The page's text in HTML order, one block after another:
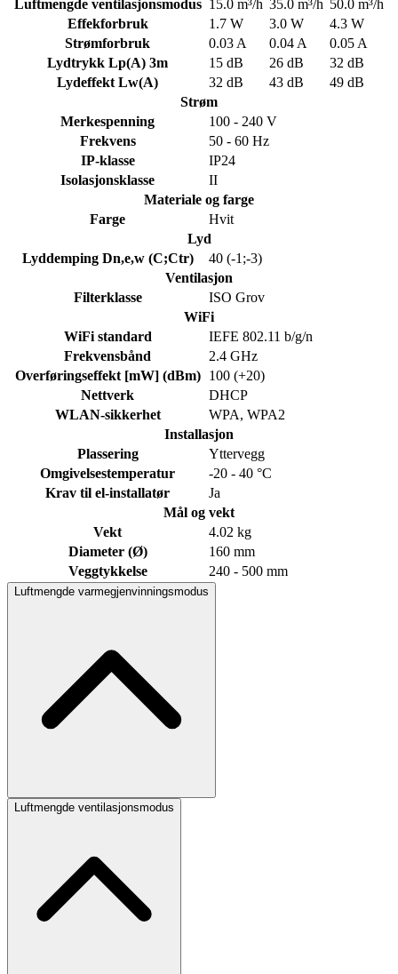
Luftmengde ventilasjonsmodus 15.0 m³/h 35.0 m³/h 50.0 m³/h
Effekforbruk
1.7 W 3.0 W
4.3 W
Strømforbruk
0.03 A 0.04 A
0.05 A
Lydtrykk Lp(A) 3m
15 dB 26 dB
32 dB
Lydeffekt Lw(A)
32 dB 43 dB
49 dB
Strøm
Merkespenning
100 - 240 V
Frekvens
50 - 60 Hz
IP-klasse
IP24
Isolasjonsklasse
II
Materiale og farge
Farge
Hvit
Lyd
Lyddemping Dn,e,w (C;Ctr)
40 (-1;-3)
Ventilasjon
Filterklasse
ISO Grov
WiFi
WiFi standard
IEFE 802.11 b/g/n
Frekvensbånd
2.4 GHz
Overføringseffekt [mW] (dBm)
100 (+20)
Nettverk
DHCP
WLAN-sikkerhet
WPA, WPA2
Installasjon
Plassering
Yttervegg
Omgivelsestemperatur
-20 - 40 °C
Krav til el-installatør
Ja
Mål og vekt
Vekt
4.02 kg
Diameter (Ø)
160 mm
Veggtykkelse
240 - 500 mm
Luftmengde varmegjenvinningsmodus
Luftmengde ventilasjonsmodus